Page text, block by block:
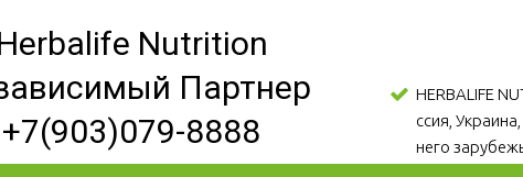
Nutrition
Партнер
+7(903)079-8888
HERBALIFE
ссия,
него